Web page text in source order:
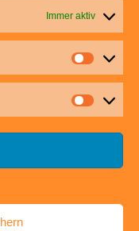
Immer aktiv
uns:
Rommel